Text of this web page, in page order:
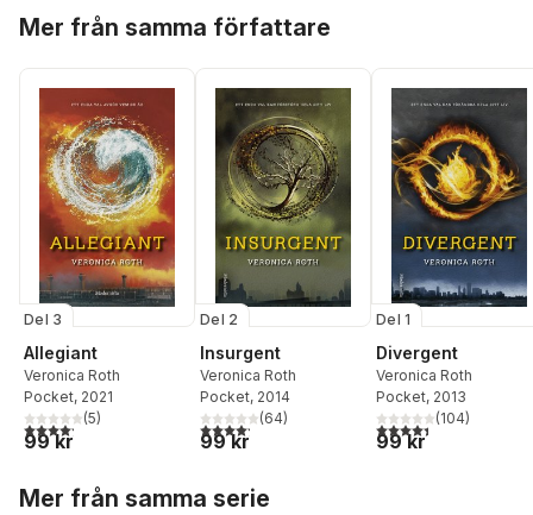
Mer från samma författare
Del 3
Allegiant
Veronica Roth
Pocket, 2021
4,2utav 5 stjärnor. Totalt antal röster:
(5)
99 kr
Del 2
Insurgent
Veronica Roth
Pocket, 2014
4,2utav 5 stjärnor. Totalt antal röster:
(64)
99 kr
Del 1
Divergent
Veronica Roth
Pocket, 2013
4,4utav 5 stjärnor.
(104)
99 kr
Mer från samma serie